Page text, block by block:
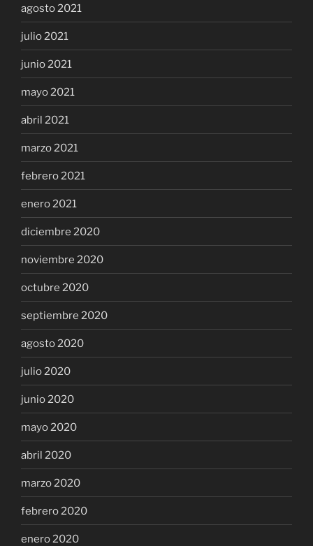
agosto 2021
julio 2021
junio 2021
mayo 2021
abril 2021
marzo 2021
febrero 2021
enero 2021
diciembre 2020
noviembre 2020
octubre 2020
septiembre 2020
agosto 2020
julio 2020
junio 2020
mayo 2020
abril 2020
marzo 2020
febrero 2020
enero 2020